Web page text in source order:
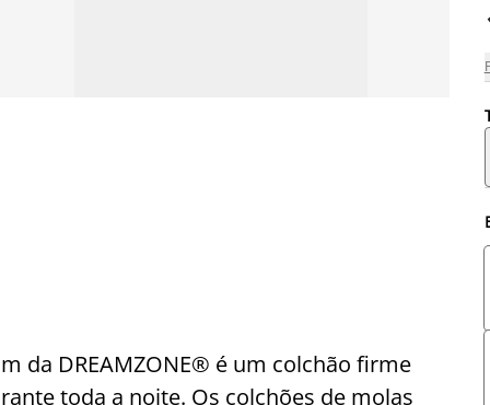
da DREAMZONE® é um colchão firme
toda a noite. Os colchões de molas